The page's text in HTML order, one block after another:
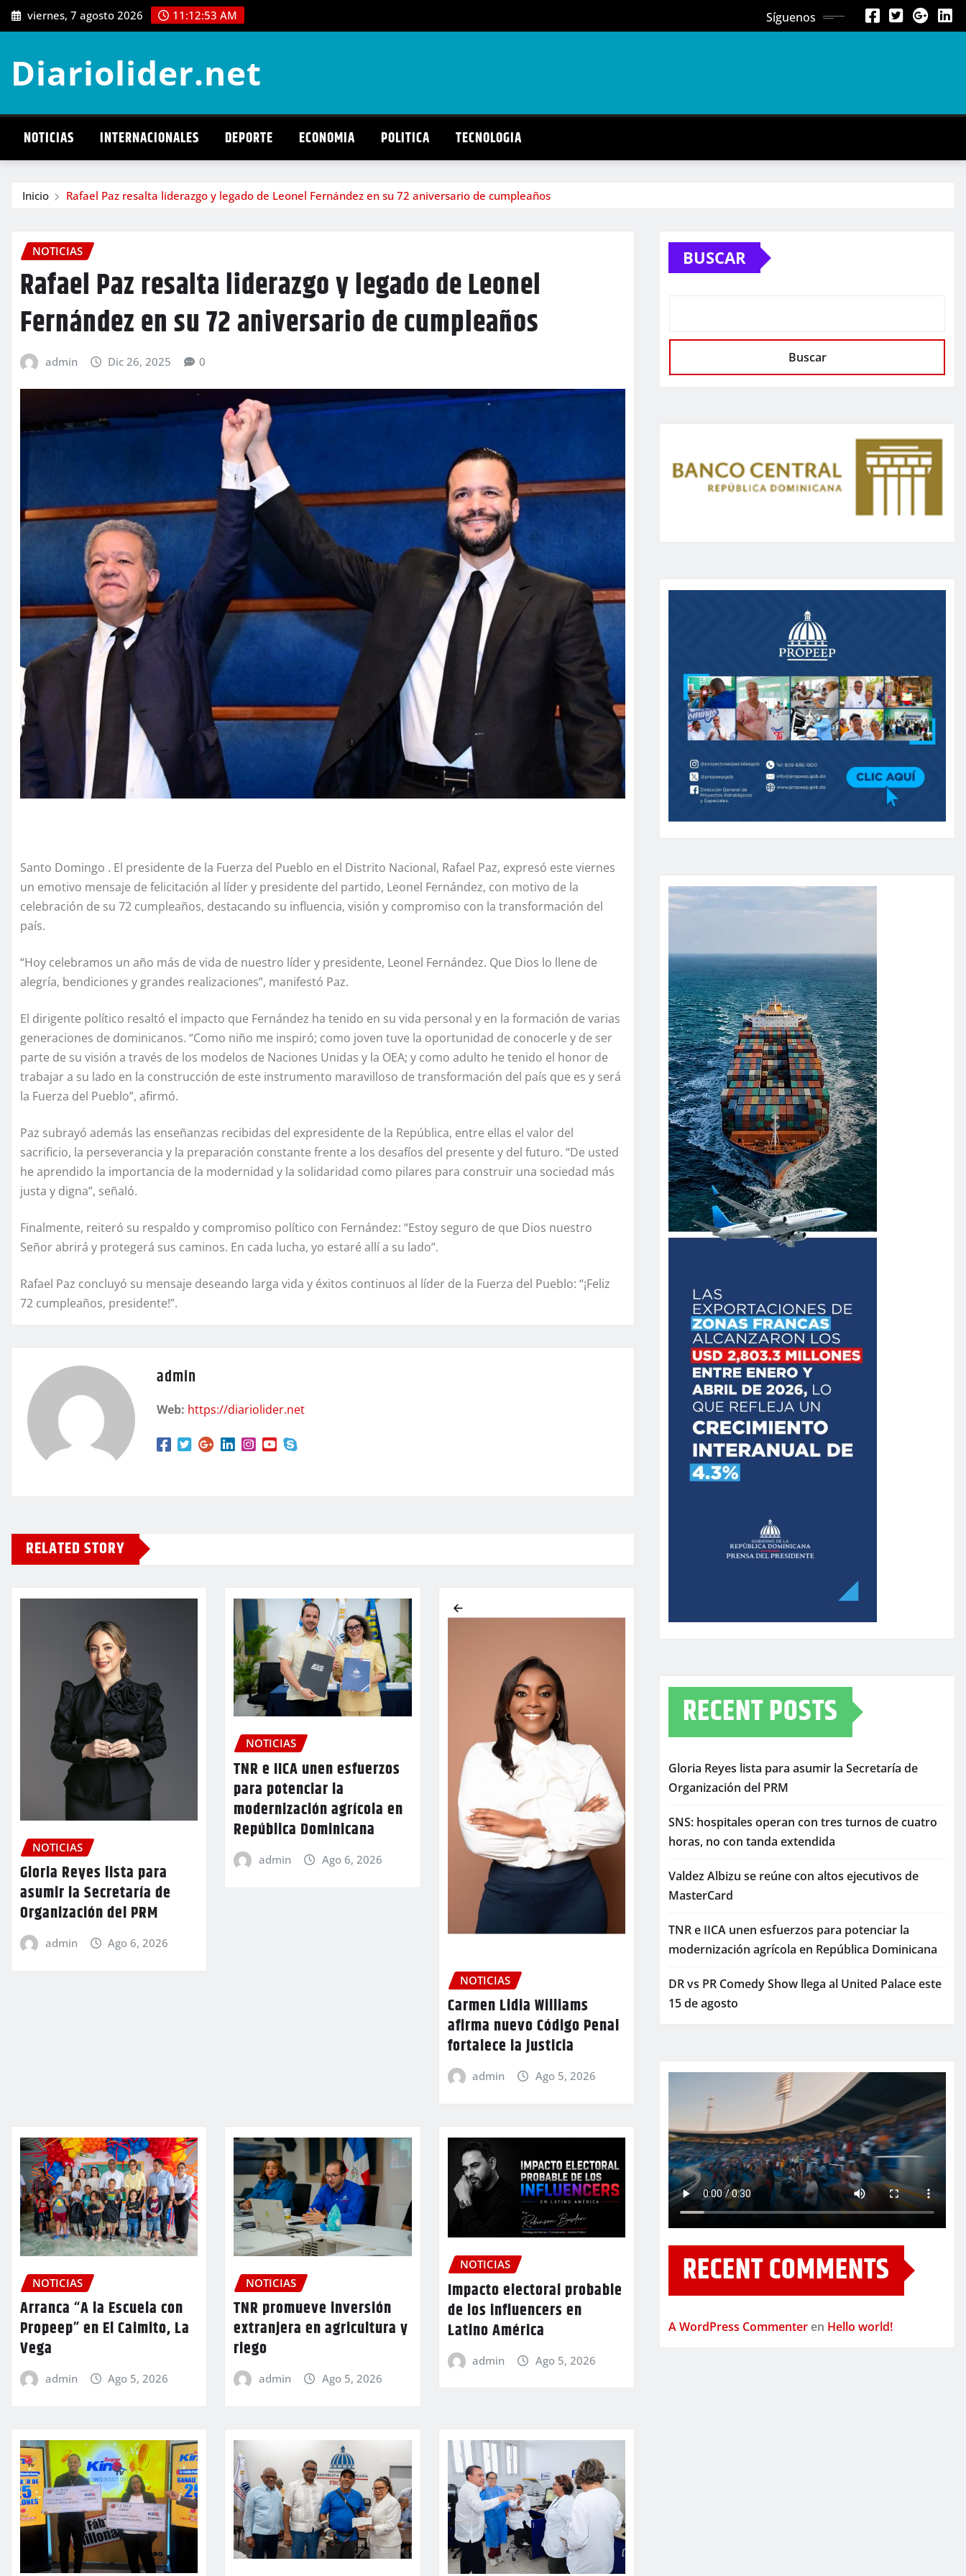
Saltar
al
viernes, 7 agosto 2026 11:12:55 AM Síguenos
Diariolider.net
NOTICIAS INTERNACIONALES DEPORTE ECONOMIA POLITICA TECNOLOGIA
Inicio Rafael Paz resalta liderazgo y legado de Leonel Fernández en su 72 aniversario de cumpleaños
NOTICIAS
Rafael Paz resalta liderazgo y legado de Leonel
Fernández en su 72 aniversario de cumpleaños
admin Dic 26, 2025 0
Santo Domingo . El presidente de la Fuerza del Pueblo en el Distrito Nacional, Rafael Paz, expresó este viernes
un emotivo mensaje de felicitación al líder y presidente del partido, Leonel Fernández, con motivo de la
celebración de su 72 cumpleaños, destacando su influencia, visión y compromiso con la transformación del
país.
“Hoy celebramos un año más de vida de nuestro líder y presidente, Leonel Fernández. Que Dios lo llene de
alegría, bendiciones y grandes realizaciones”, manifestó Paz.
El dirigente político resaltó el impacto que Fernández ha tenido en su vida personal y en la formación de varias
generaciones de dominicanos. “Como niño me inspiró; como joven tuve la oportunidad de conocerle y de ser
parte de su visión a través de los modelos de Naciones Unidas y la OEA; y como adulto he tenido el honor de
trabajar a su lado en la construcción de este instrumento maravilloso de transformación del país que es y será
la Fuerza del Pueblo”, afirmó.
Paz subrayó además las enseñanzas recibidas del expresidente de la República, entre ellas el valor del
sacrificio, la perseverancia y la preparación constante frente a los desafíos del presente y del futuro. “De usted
he aprendido la importancia de la modernidad y la solidaridad como pilares para construir una sociedad más
justa y digna”, señaló.
Finalmente, reiteró su respaldo y compromiso político con Fernández: “Estoy seguro de que Dios nuestro
Señor abrirá y protegerá sus caminos. En cada lucha, yo estaré allí a su lado”.
Rafael Paz concluyó su mensaje deseando larga vida y éxitos continuos al líder de la Fuerza del Pueblo: “¡Feliz
72 cumpleaños, presidente!”.
admin
Web: https://diariolider.net
RELATED STORY
NOTICIAS
Gloria Reyes lista para
asumir la Secretaría de
Organización del PRM
admin Ago 6, 2026
NOTICIAS
TNR e IICA unen esfuerzos
para potenciar la
modernización agrícola en
República Dominicana
admin Ago 6, 2026
NOTICIAS
Carmen Lidia Williams
afirma nuevo Código Penal
fortalece la justicia
admin Ago 5, 2026
NOTICIAS
Arranca “A la Escuela con
Propeep” en El Caimito, La
Vega
admin Ago 5, 2026
NOTICIAS
TNR promueve inversión
extranjera en agricultura y
riego
admin Ago 5, 2026
NOTICIAS
Impacto electoral probable
de los influencers en
Latino América
admin Ago 5, 2026
BUSCAR
Buscar
RECENT POSTS
Gloria Reyes lista para asumir la Secretaría de
Organización del PRM
SNS: hospitales operan con tres turnos de cuatro
horas, no con tanda extendida
Valdez Albizu se reúne con altos ejecutivos de
MasterCard
TNR e IICA unen esfuerzos para potenciar la
modernización agrícola en República Dominicana
DR vs PR Comedy Show llega al United Palace este
15 de agosto
RECENT COMMENTS
A WordPress Commenter en Hello world!